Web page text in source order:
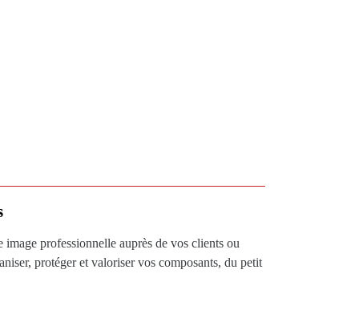
image professionnelle auprès de vos clients ou
protéger et valoriser vos composants, du petit